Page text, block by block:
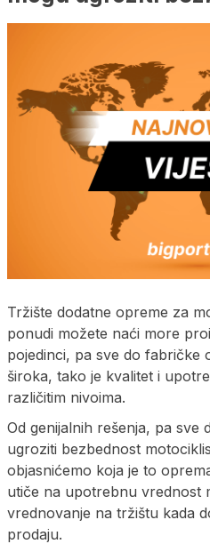
Tržište dodatne opreme za
ponudi možete naći more
pojedinci, pa sve do fabričke
široka, tako je kvalitet i
različitim nivoima.
Od genijalnih rešenja, pa sve
ugroziti bezbednost
objasnićemo koja je to
utiče na upotrebnu vrednost
vrednovanje na tržištu kada
prodaju.